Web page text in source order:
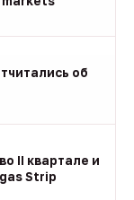
об
II квартале и
Strip